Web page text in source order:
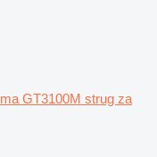
GT3100M strug za